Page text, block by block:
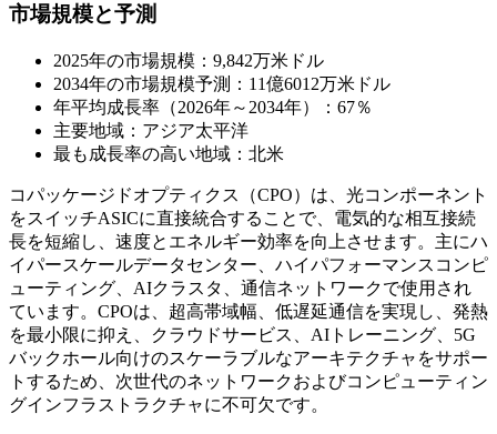
市場規模と予測
2025年の市場規模：9,842万米ドル
2034年の市場規模予測：11億6012万米ドル
年平均成長率（2026年～2034年）：67％
主要地域：アジア太平洋
最も成長率の高い地域：北米
コパッケージドオプティクス（CPO）は、光コンポーネント
をスイッチASICに直接統合することで、電気的な相互接続
長を短縮し、速度とエネルギー効率を向上させます。主にハ
イパースケールデータセンター、ハイパフォーマンスコンピ
ューティング、AIクラスタ、通信ネットワークで使用され
ています。CPOは、超高帯域幅、低遅延通信を実現し、発熱
を最小限に抑え、クラウドサービス、AIトレーニング、5G
バックホール向けのスケーラブルなアーキテクチャをサポー
トするため、次世代のネットワークおよびコンピューティン
グインフラストラクチャに不可欠です。